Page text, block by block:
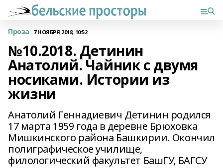
Проза 7 НОЯБРЯ 2018, 10:52
№10.2018. Детинин
Анатолий. Чайник с двумя
носиками. Истории из
жизни
Анатолий Геннадиевич Детинин родился
17 марта 1959 года в деревне Брюховка
Мишкинского района Башкирии. Окончил
полиграфическое училище,
филологический факультет БашГУ, БАГСУ